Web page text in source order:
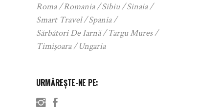
Roma
Romania Sibiu
Sinaia
Smart Travel
Spania
Sărbători De Iarnă
Targu Mures
Timișoara
Ungaria
URMĂREȘTE-NE PE: